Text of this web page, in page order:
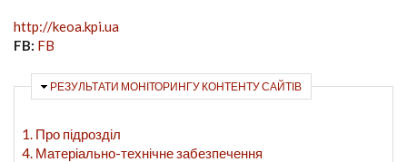
http://keoa.kpi.ua
FB: FB
ПРИХОВАТИ
РЕЗУЛЬТАТИ МОНІТОРИНГУ КОНТЕНТУ САЙТІВ
1. Про підрозділ
4. Матеріально-технічне забезпечення